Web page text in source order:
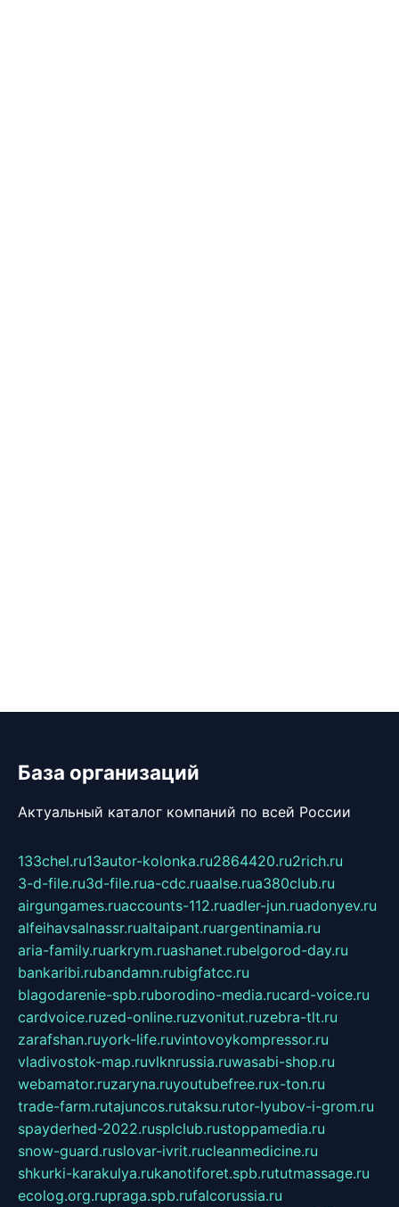
База организаций
Актуальный каталог компаний по всей России
133chel.ru13autor-kolonka.ru2864420.ru2rich.ru
3-d-file.ru3d-file.rua-cdc.ruaalse.rua380club.ru
airgungames.ruaccounts-112.ruadler-jun.ruadonyev.ru
alfeihavsalnassr.rualtaipant.ruargentinamia.ru
aria-family.ruarkrym.ruashanet.rubelgorod-day.ru
bankaribi.rubandamn.rubigfatcc.ru
blagodarenie-spb.ruborodino-media.rucard-voice.ru
cardvoice.ruzed-online.ruzvonitut.ruzebra-tlt.ru
zarafshan.ruyork-life.ruvintovoykompressor.ru
vladivostok-map.ruvlknrussia.ruwasabi-shop.ru
webamator.ruzaryna.ruyoutubefree.rux-ton.ru
trade-farm.rutajuncos.rutaksu.rutor-lyubov-i-grom.ru
spayderhed-2022.rusplclub.rustoppamedia.ru
snow-guard.ruslovar-ivrit.rucleanmedicine.ru
shkurki-karakulya.rukanotiforet.spb.rututmassage.ru
ecolog.org.rupraga.spb.rufalcorussia.ru